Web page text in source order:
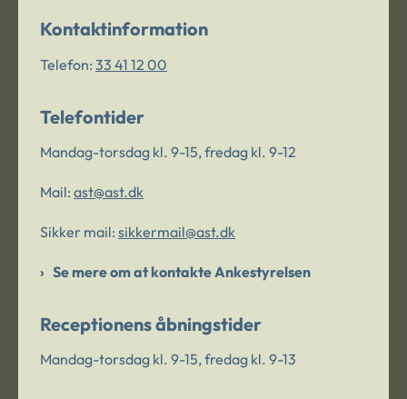
Kontaktinformation
Telefon: 33 41 12 00
Telefontider
Mandag-torsdag kl. 9-15, fredag kl. 9-12
Mail: ast@ast.dk
Sikker mail: sikkermail@ast.dk
Se mere om at kontakte Ankestyrelsen
Receptionens åbningstider
Mandag-torsdag kl. 9-15, fredag kl. 9-13